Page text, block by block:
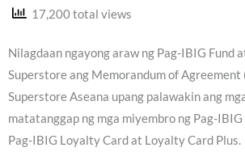
17,200 total views
Nilagdaan ngayong araw ng Pag-IBIG Fund
Superstore ang Memorandum of Agreement
Superstore Aseana upang palawakin ang
matatanggap ng mga miyembro ng Pag-
Pag-IBIG Loyalty Card at Loyalty Card Plus.